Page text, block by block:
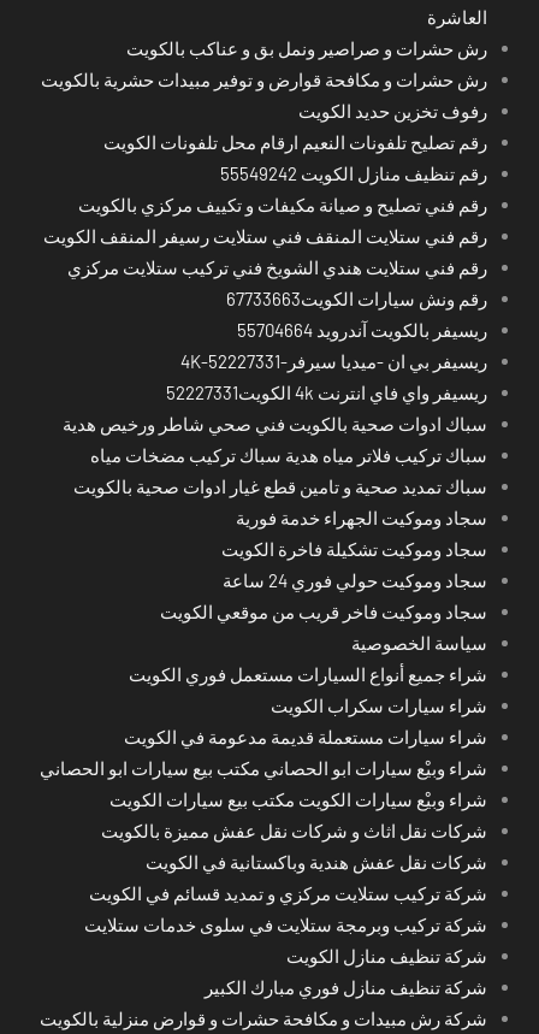
العاشرة
رش حشرات و صراصير ونمل بق و عناكب بالكويت
رش حشرات و مكافحة قوارض و توفير مبيدات حشرية بالكويت
رفوف تخزين حديد الكويت
رقم تصليح تلفونات النعيم ارقام محل تلفونات الكويت
رقم تنظيف منازل الكويت 55549242
رقم فني تصليح و صيانة مكيفات و تكييف مركزي بالكويت
رقم فني ستلايت المنقف فني ستلايت رسيفر المنقف الكويت
رقم فني ستلايت هندي الشويخ فني تركيب ستلايت مركزي
رقم ونش سيارات الكويت67733663
ريسيفر بالكويت آندرويد 55704664
ريسيفر بي ان -ميديا سيرفر-4K-52227331
ريسيفر واي فاي انترنت 4k الكويت52227331
سباك ادوات صحية بالكويت فني صحي شاطر ورخيص هدية
سباك تركيب فلاتر مياه هدية سباك تركيب مضخات مياه
سباك تمديد صحية و تامين قطع غيار ادوات صحية بالكويت
سجاد وموكيت الجهراء خدمة فورية
سجاد وموكيت تشكيلة فاخرة الكويت
سجاد وموكيت حولي فوري 24 ساعة
سجاد وموكيت فاخر قريب من موقعي الكويت
سياسة الخصوصية
شراء جميع أنواع السيارات مستعمل فوري الكويت
شراء سيارات سكراب الكويت
شراء سيارات مستعملة قديمة مدعومة في الكويت
شراء وبيْع سيارات ابو الحصاني مكتب بيع سيارات ابو الحصاني
شراء وبيْع سيارات الكويت مكتب بيع سيارات الكويت
شركات نقل اثاث و شركات نقل عفش مميزة بالكويت
شركات نقل عفش هندية وباكستانية في الكويت
شركة تركيب ستلايت مركزي و تمديد قسائم في الكويت
شركة تركيب وبرمجة ستلايت في سلوى خدمات ستلايت
شركة تنظيف منازل الكويت
شركة تنظيف منازل فوري مبارك الكبير
شركة رش مبيدات و مكافحة حشرات و قوارض منزلية بالكويت